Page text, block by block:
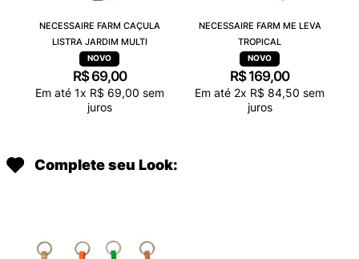
NECESSAIRE FARM CAÇULA
LISTRA JARDIM MULTI
R$ 69,00
Em até 1x R$ 69,00 sem
juros
NECESSAIRE FARM ME LEVA
TROPICAL
R$ 169,00
Em até 2x R$ 84,50 sem
juros
Complete seu Look: